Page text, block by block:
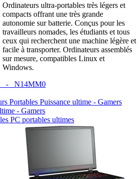
Ordinateurs ultra-portables très légers et
compacts offrant une très grande
autonomie sur batterie. Conçus pour les
travailleurs nomades, les étudiants et tous
ceux qui recherchent une machine légère et
facile à transporter. Ordinateurs assemblés
sur mesure, compatibles Linux et
Windows.
- N14MM0
- Gamers
PC portables ultimes